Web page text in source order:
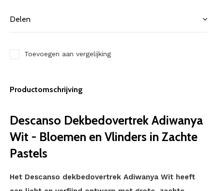
Delen
Toevoegen aan vergelijking
Productomschrijving
Descanso Dekbedovertrek Adiwanya
Wit - Bloemen en Vlinders in Zachte
Pastels
Het Descanso dekbedovertrek Adiwanya Wit heeft